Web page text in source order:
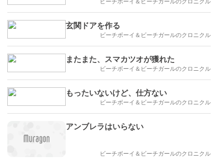
玄関ドアを作る
ビーチボーイ＆ビーチガールのクロニクル
またまた、スマカツオが獲れた
ビーチボーイ＆ビーチガールのクロニクル
もったいないけど、仕方ない
ビーチボーイ＆ビーチガールのクロニクル
アンブレラはいらない
ビーチボーイ＆ビーチガールのクロニクル